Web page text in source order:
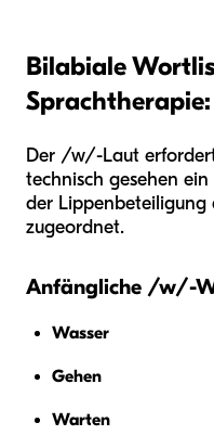
Bilabiale
Der /w/-Laut
technisch gesehen
der
zugeordnet.
Anfängliche /w/-
Wasser
Gehen
Warten